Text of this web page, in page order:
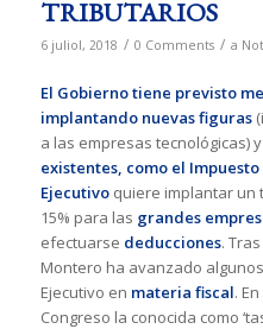
TRIBUTARIOS
6 juliol, 2018 / 0 Comments / a
El Gobierno tiene previsto
implantando nuevas figuras
a las empresas tecnológicas) y
existentes, como el
Ejecutivoquiere implantar un
15% para las grandes
efectuarse deducciones.
Montero ha avanzado
Ejecutivo en materia fiscal.
Congreso la conocida como